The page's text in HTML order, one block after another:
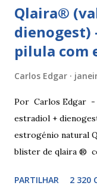
Qlaira®
dienogest)
pilula com
Carlos Edgar
Por Carlos Edgar -
estradiol +
estrogénio natural
blister de qlaira ®
comprimidos
PARTILHAR 2 320